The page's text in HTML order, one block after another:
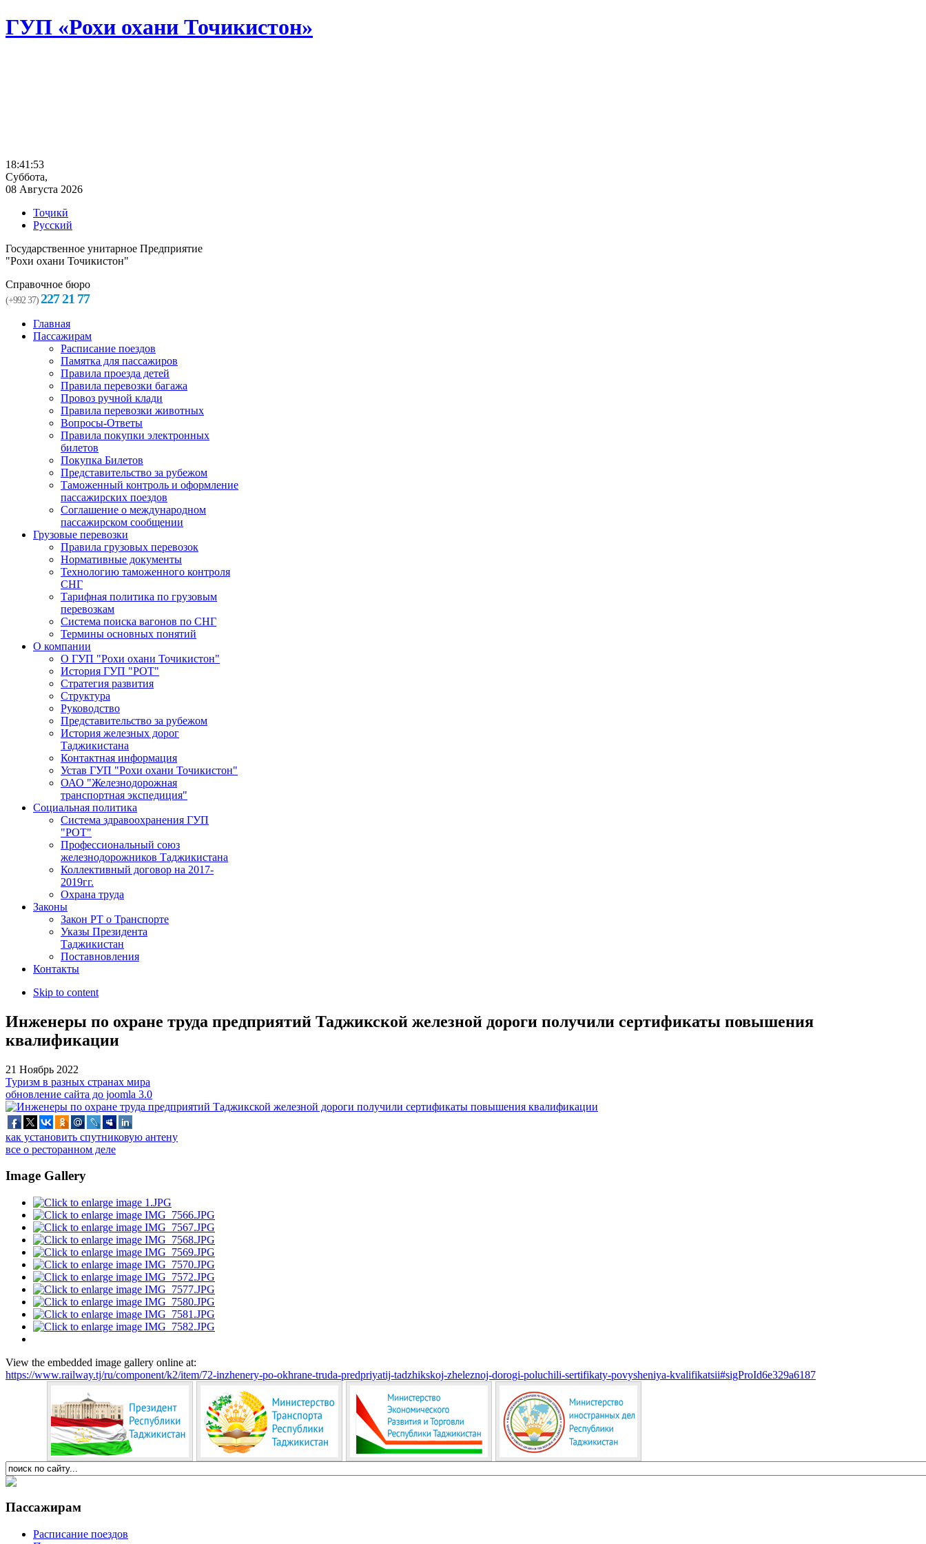
ГУП «Рохи охани Точикистон»
18:41:53
Суббота,
08 Августа 2026
Тоҷикӣ
Русский
Государственное унитарное Предприятие
"Рохи охани Точикистон"
Справочное бюро
(+992 37) 227 21 77
Главная
Пассажирам
Расписание поездов
Памятка для пассажиров
Правила проезда детей
Правила перевозки багажа
Провоз ручной клади
Правила перевозки животных
Вопросы-Ответы
Правила покупки электронных
билетов
Покупка Билетов
Представительство за рубежом
Таможенный контроль и оформление
пассажирских поездов
Соглашение о международном
пассажирском сообщении
Грузовые перевозки
Правила грузовых перевозок
Нормативные документы
Технологию таможенного контроля
СНГ
Тарифная политика по грузовым
перевозкам
Система поиска вагонов по СНГ
Термины основных понятий
О компании
О ГУП "Рохи охани Точикистон"
История ГУП "РОТ"
Стратегия развития
Структура
Руководство
Представительство за рубежом
История железных дорог
Таджикистана
Контактная информация
Устав ГУП "Рохи охани Точикистон"
ОАО "Железнодорожная
транспортная экспедиция"
Социальная политика
Система здравоохранения ГУП
"РОТ"
Профессиональный союз
железнодорожников Таджикистана
Коллективный договор на 2017-
2019гг.
Охрана труда
Законы
Закон РТ о Транспорте
Указы Президента
Таджикистан
Поставновления
Контакты
Skip to content
Инженеры по охране труда предприятий Таджикской железной дороги получили сертификаты повышения
квалификации
21 Ноябрь 2022
Туризм в разных странах мира
обновление сайта до joomla 3.0
как установить спутниковую антену
все о ресторанном деле
Image Gallery
View the embedded image gallery online at:
https://www.railway.tj/ru/component/k2/item/72-inzhenery-po-okhrane-truda-predpriyatij-tadzhikskoj-zheleznoj-dorogi-poluchili-sertifikaty-povysheniya-kvalifikatsii#sigProId6e329a6187
Пассажирам
Расписание поездов